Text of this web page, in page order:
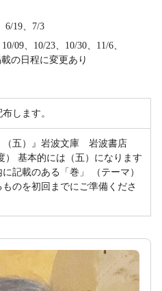
6/19、7/3
09、10/23、10/30、11/6、
載の日程に変更あり
します。
（五）』岩波文庫 岩波書店
） 基本的には（五）になります
記載のある「巻」 （テーマ）
のを初回までにご準備くださ